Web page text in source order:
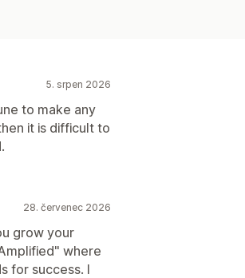
5. srpen 2026
to make any
it is difficult to
28. červenec 2026
grow your
where
for success. I